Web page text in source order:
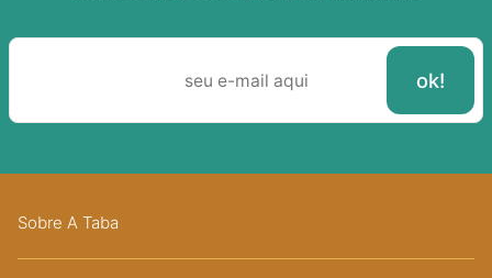
Sobre A Taba